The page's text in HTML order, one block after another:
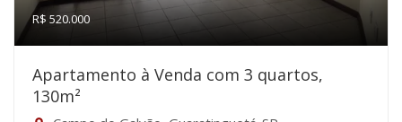
R$ 520.000
Apartamento à Venda com 3 quartos,
130m²